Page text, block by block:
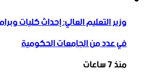
وزير التعليم العالي: إحداث كليات
في عدد من الجامعات الحكومية
منذ 7 ساعات